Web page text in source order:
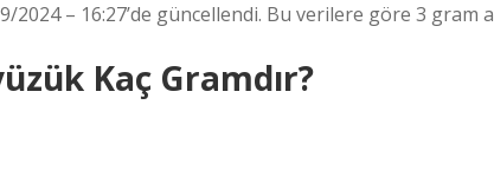
2024 – 16:27’de güncellendi. Bu verilere göre 3 gram
Kaç Gramdır?